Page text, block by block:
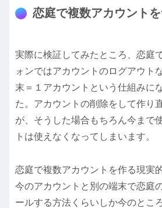
恋庭で複数アカウント
実際に検証してみたところ、恋庭
ォンではアカウントのログアウト
末＝１アカウントという仕組みに
た。アカウントの削除をして作り
が、そうした場合もちろん今まで
トは使えなくなってしまいます。
恋庭で複数アカウントを作る現実
今のアカウントと別の端末で恋庭
ールする方法くらいしか今のとこ